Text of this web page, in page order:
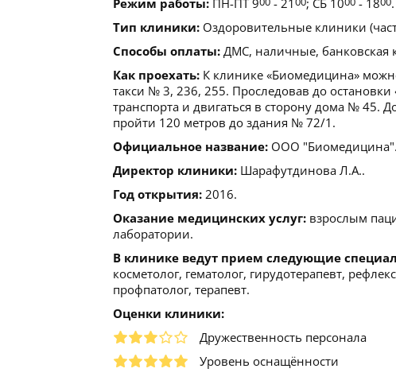
Режим работы: ПН-ПТ 9 - 21 ; СБ 10 - 18
.
Тип клиники: Оздоровительные клиники
Способы оплаты: ДМС, наличные, банковская
Как проехать: К клинике «Биомедицина»
такси № 3, 236, 255. Проследовав до
транспорта и двигаться в сторону дома № 45.
пройти 120 метров до здания № 72/1.
Официальное название: ООО "Биомедицина".
Директор клиники: Шарафутдинова Л.А..
Год открытия: 2016.
Оказание медицинских услуг: взрослым
лаборатории.
В клинике ведут прием следующие
косметолог, гематолог, гирудотерапевт,
профпатолог, терапевт.
Оценки клиники:
Дружественность персонала
Уровень оснащённости